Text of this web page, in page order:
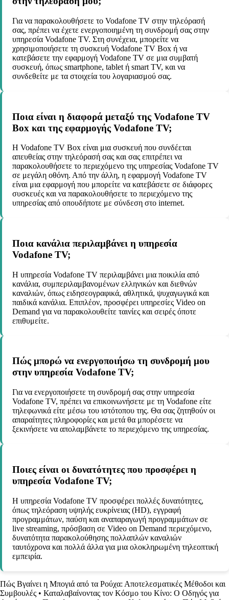
Για να παρακολουθήσετε το Vodafone TV στην τηλεόρασή
σας, πρέπει να έχετε ενεργοποιημένη τη συνδρομή σας στην
υπηρεσία Vodafone TV. Στη συνέχεια, μπορείτε να
χρησιμοποιήσετε τη συσκευή Vodafone TV Box ή να
κατεβάσετε την εφαρμογή Vodafone TV σε μια συμβατή
συσκευή, όπως smartphone, tablet ή smart TV, και να
συνδεθείτε με τα στοιχεία του λογαριασμού σας.
Ποια είναι η διαφορά μεταξύ της Vodafone TV
Box και της εφαρμογής Vodafone TV;
Η Vodafone TV Box είναι μια συσκευή που συνδέεται
απευθείας στην τηλεόρασή σας και σας επιτρέπει να
παρακολουθήσετε το περιεχόμενο της υπηρεσίας Vodafone TV
σε μεγάλη οθόνη. Από την άλλη, η εφαρμογή Vodafone TV
είναι μια εφαρμογή που μπορείτε να κατεβάσετε σε διάφορες
συσκευές και να παρακολουθήσετε το περιεχόμενο της
υπηρεσίας από οπουδήποτε με σύνδεση στο internet.
Ποια κανάλια περιλαμβάνει η υπηρεσία
Vodafone TV;
Η υπηρεσία Vodafone TV περιλαμβάνει μια ποικιλία από
κανάλια, συμπεριλαμβανομένων ελληνικών και διεθνών
καναλιών, όπως ειδησεογραφικά, αθλητικά, ψυχαγωγικά και
παιδικά κανάλια. Επιπλέον, προσφέρει υπηρεσίες Video on
Demand για να παρακολουθείτε ταινίες και σειρές όποτε
επιθυμείτε.
Πώς μπορώ να ενεργοποιήσω τη συνδρομή μου
στην υπηρεσία Vodafone TV;
Για να ενεργοποιήσετε τη συνδρομή σας στην υπηρεσία
Vodafone TV, πρέπει να επικοινωνήσετε με τη Vodafone είτε
τηλεφωνικά είτε μέσω του ιστότοπου της. Θα σας ζητηθούν οι
απαραίτητες πληροφορίες και μετά θα μπορέσετε να
ξεκινήσετε να απολαμβάνετε το περιεχόμενο της υπηρεσίας.
Ποιες είναι οι δυνατότητες που προσφέρει η
υπηρεσία Vodafone TV;
Η υπηρεσία Vodafone TV προσφέρει πολλές δυνατότητες,
όπως τηλεόραση υψηλής ευκρίνειας (HD), εγγραφή
προγραμμάτων, παύση και αναπαραγωγή προγραμμάτων σε
live streaming, πρόσβαση σε Video on Demand περιεχόμενο,
δυνατότητα παρακολούθησης πολλαπλών καναλιών
ταυτόχρονα και πολλά άλλα για μια ολοκληρωμένη τηλεοπτική
εμπειρία.
Πώς Βγαίνει η Μπογιά από τα Ρούχα: Αποτελεσματικές Μέθοδοι και
Συμβουλές • Καταλαβαίνοντας τον Κόσμο του Κίνο: Ο Οδηγός για